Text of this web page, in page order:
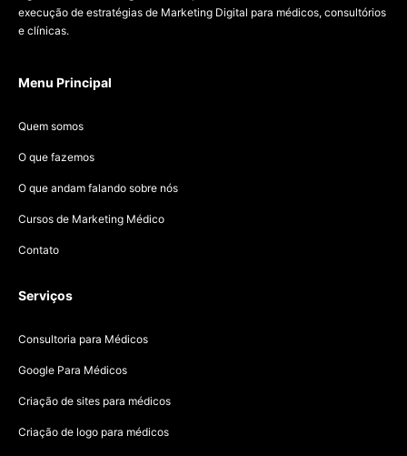
execução de estratégias de Marketing Digital para médicos, consultórios
e clínicas.
Menu Principal
Quem somos
O que fazemos
O que andam falando sobre nós
Cursos de Marketing Médico
Contato
Serviços
Consultoria para Médicos
Google Para Médicos
Criação de sites para médicos
Criação de logo para médicos